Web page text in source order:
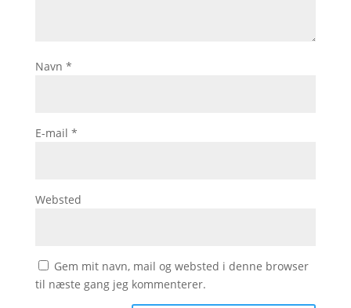
Navn *
E-mail *
Websted
Gem mit navn, mail og websted i denne browser
til næste gang jeg kommenterer.